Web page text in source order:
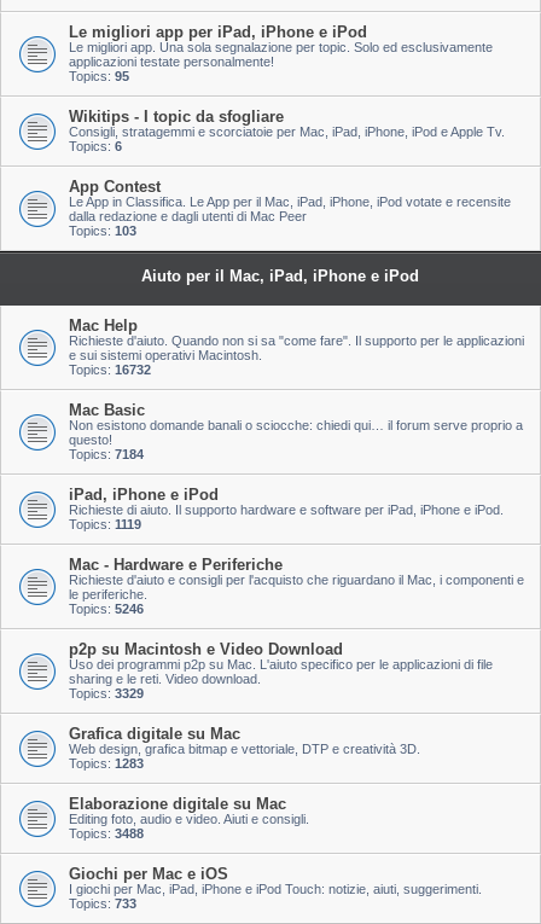
Le migliori app per iPad, iPhone e iPod
Le migliori app. Una sola segnalazione per topic. Solo ed esclusivamente
applicazioni testate personalmente!
Topics: 95
Wikitips - I topic da sfogliare
Consigli, stratagemmi e scorciatoie per Mac, iPad, iPhone, iPod e Apple Tv.
Topics: 6
App Contest
Le App in Classifica. Le App per il Mac, iPad, iPhone, iPod votate e recensite
dalla redazione e dagli utenti di Mac Peer
Topics: 103
Aiuto per il Mac, iPad, iPhone e iPod
Mac Help
Richieste d'aiuto. Quando non si sa "come fare". Il supporto per le applicazioni
e sui sistemi operativi Macintosh.
Topics: 16732
Mac Basic
Non esistono domande banali o sciocche: chiedi qui… il forum serve proprio a
questo!
Topics: 7184
iPad, iPhone e iPod
Richieste di aiuto. Il supporto hardware e software per iPad, iPhone e iPod.
Topics: 1119
Mac - Hardware e Periferiche
Richieste d'aiuto e consigli per l'acquisto che riguardano il Mac, i componenti e
le periferiche.
Topics: 5246
p2p su Macintosh e Video Download
Uso dei programmi p2p su Mac. L'aiuto specifico per le applicazioni di file
sharing e le reti. Video download.
Topics: 3329
Grafica digitale su Mac
Web design, grafica bitmap e vettoriale, DTP e creatività 3D.
Topics: 1283
Elaborazione digitale su Mac
Editing foto, audio e video. Aiuti e consigli.
Topics: 3488
Giochi per Mac e iOS
I giochi per Mac, iPad, iPhone e iPod Touch: notizie, aiuti, suggerimenti.
Topics: 733